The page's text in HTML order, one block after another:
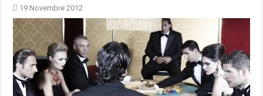
19 Novembre 2012